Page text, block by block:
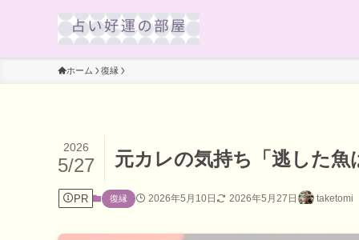
ホーム 復縁
元カレの気持ち「逃した
2026
5/27
PR 復縁 2026年5月10日 2026年5月27日 taketomi